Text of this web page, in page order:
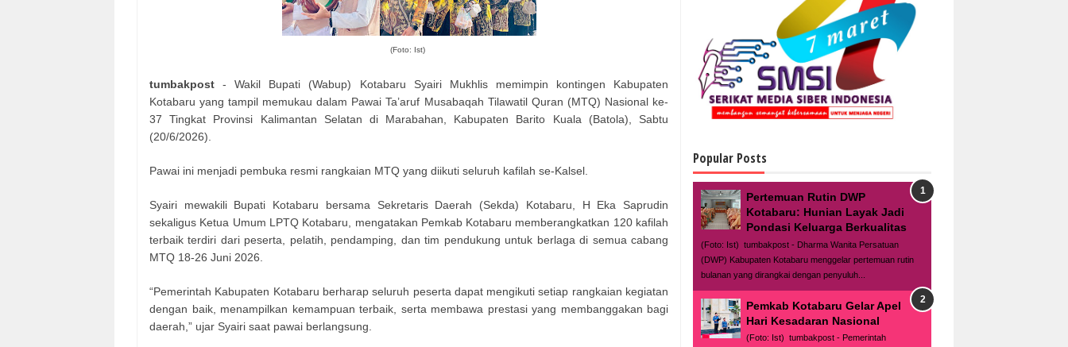
(Foto: Ist)
tumbakpost - Wakil Bupati (Wabup) Kotabaru Syairi Mukhlis memimpin kontingen Kabupaten
Kotabaru yang tampil memukau dalam Pawai Ta’aruf Musabaqah Tilawatil Quran (MTQ) Nasional ke-
37 Tingkat Provinsi Kalimantan Selatan di Marabahan, Kabupaten Barito Kuala (Batola), Sabtu
(20/6/2026).
Pawai ini menjadi pembuka resmi rangkaian MTQ yang diikuti seluruh kafilah se-Kalsel.
Syairi mewakili Bupati Kotabaru bersama Sekretaris Daerah (Sekda) Kotabaru, H Eka Saprudin
sekaligus Ketua Umum LPTQ Kotabaru, mengatakan Pemkab Kotabaru memberangkatkan 120 kafilah
terbaik terdiri dari peserta, pelatih, pendamping, dan tim pendukung untuk berlaga di semua cabang
MTQ 18-26 Juni 2026.
“Pemerintah Kabupaten Kotabaru berharap seluruh peserta dapat mengikuti setiap rangkaian kegiatan
dengan baik, menampilkan kemampuan terbaik, serta membawa prestasi yang membanggakan bagi
daerah,” ujar Syairi saat pawai berlangsung.
Popular Posts
Pertemuan Rutin DWP
Kotabaru: Hunian Layak Jadi
Pondasi Keluarga Berkualitas
(Foto: Ist) tumbakpost - Dharma Wanita Persatuan
(DWP) Kabupaten Kotabaru menggelar pertemuan rutin
bulanan yang dirangkai dengan penyuluh...
Pemkab Kotabaru Gelar Apel
Hari Kesadaran Nasional
(Foto: Ist) tumbakpost - Pemerintah